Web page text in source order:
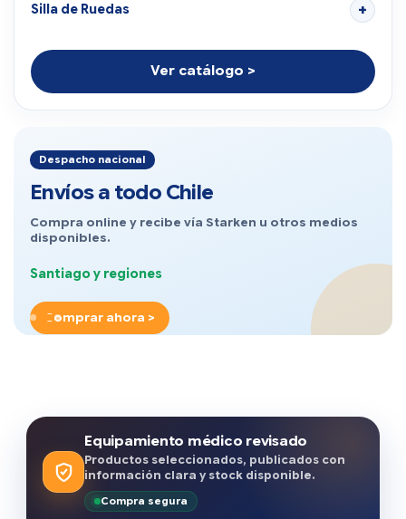
Silla de Ruedas
Ver catálogo >
Despacho nacional
Envíos a todo Chile
Compra online y recibe vía Starken u otros medios
disponibles.
Santiago y regiones
Comprar ahora >
Equipamiento médico revisado
Productos seleccionados, publicados con
información clara y stock disponible.
Compra segura